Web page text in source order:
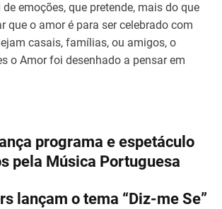
emoções, que pretende, mais do que
que o amor é para ser celebrado com
casais, famílias, ou amigos, o
o Amor foi desenhado a pensar em
programa e espetáculo
pela Música Portuguesa
lançam o tema “Diz-me Se”